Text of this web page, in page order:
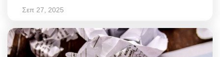
Σεπ 27, 2025